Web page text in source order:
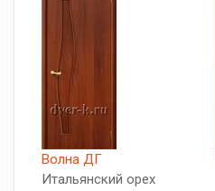
Волна ДГ
Итальянский орех